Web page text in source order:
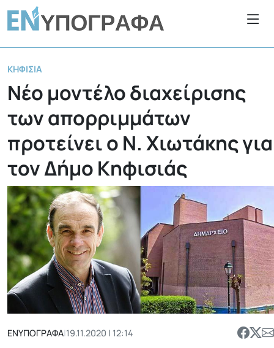
ΚΗΦΙΣΙΆ
Νέο μοντέλο διαχείρισης
των απορριμμάτων
προτείνει ο Ν. Χιωτάκης για
τον Δήμο Κηφισιάς
ΕΝΥΠΟΓΡΑΦΑ|19.11.2020 | 12:14